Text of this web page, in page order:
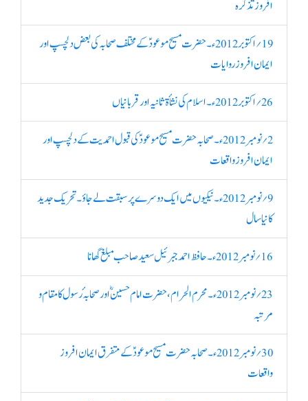
افروز تذکرہ
19؍ اکتوبر 2012ء۔ حضرت مسیح موعودؑکے مختلف صحابہ کی بعض دلچسپ اور
ایمان افروز روایات
26؍ اکتوبر 2012ء۔ اسلام کی نشأۃ ثانیہ اور قربانیاں
2؍ نومبر 2012ء۔ صحابہ حضرت مسیح موعودؑ کی قبول احمدیت کے دلچسپ اور
ایمان افروز واقعات
9؍ نومبر 2012ء۔ نیکیوں میں ایک دوسرے پر سبقت لے جاؤ۔ تحریک جدید
کا نیا سال
16؍ نومبر 2012ء۔ حافظ احمد جبرئیل سعید صاحب مبلغ گھانا
23؍ نومبر 2012ء۔ محرم الحرام، حضرت امام حسینؓ اور صحابہ ٔ رسول کا مقام و
مرتبہ
30؍ نومبر 2012ء۔ صحابہ حضرت مسیح موعودؑ کے متفرق ایمان افروز
واقعات